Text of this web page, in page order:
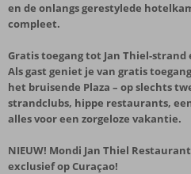
en de onlangs gerestylede
compleet.
Gratis toegang tot Jan Thiel-strand
Als gast geniet je van gratis
het bruisende Plaza – op slechts
strandclubs, hippe restaurants,
alles voor een zorgeloze vakantie.
NIEUW! Mondi Jan Thiel
exclusief op Curaçao!